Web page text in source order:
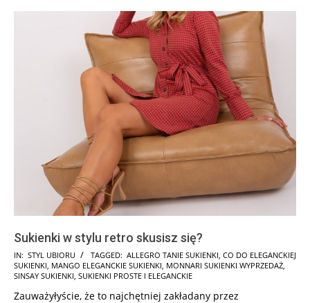
Sukienki w stylu retro skusisz się?
2025-
09-
IN: STYL UBIORU TAGGED: ALLEGRO TANIE SUKIENKI CO DO ELEGANCKIEJ
SUKIENKI MANGO ELEGANCKIE SUKIENKI MONNARI SUKIENKI WYPRZEDAŻ
SINSAY SUKIENKI SUKIENKI PROSTE I ELEGANCKIE
Zauważyłyście, że to najchętniej zakładany przez